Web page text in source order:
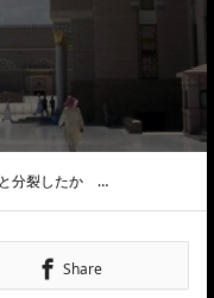
と分裂したか …
Share